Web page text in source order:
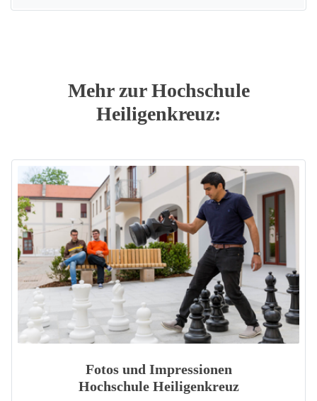
Mehr zur Hochschule
Heiligenkreuz:
Fotos und Impressionen
Hochschule Heiligenkreuz